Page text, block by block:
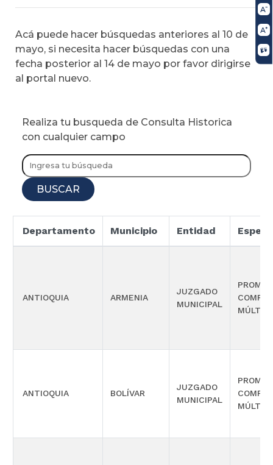
Acá puede hacer búsquedas anteriores al 10 de
mayo, si necesita hacer búsquedas con una
fecha posterior al 14 de mayo por favor dirigirse
al portal nuevo.
Realiza tu busqueda de Consulta Historica
con cualquier campo
BUSCAR
Departamento Municipio Entidad
ANTIOQUIA ARMENIA
JUZGADO
MUNICIPAL
ANTIOQUIA BOLÍVAR
JUZGADO
MUNICIPAL